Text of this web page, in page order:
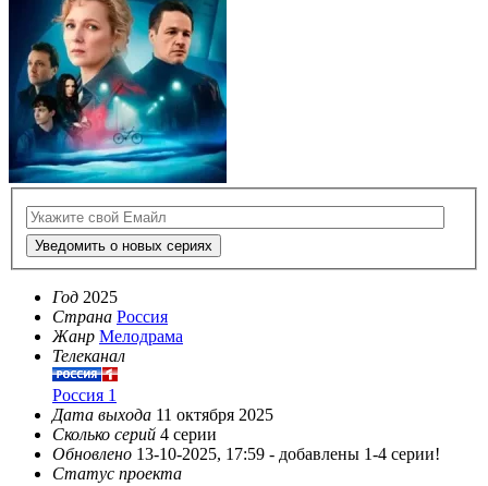
Уведомить о новых сериях
Год 2025
Страна Россия
Жанр Мелодрама
Телеканал
Россия 1
Дата выхода 11 октября 2025
Сколько серий 4 серии
Обновлено 13-10-2025, 17:59 - добавлены 1-4 серии!
Статус проекта